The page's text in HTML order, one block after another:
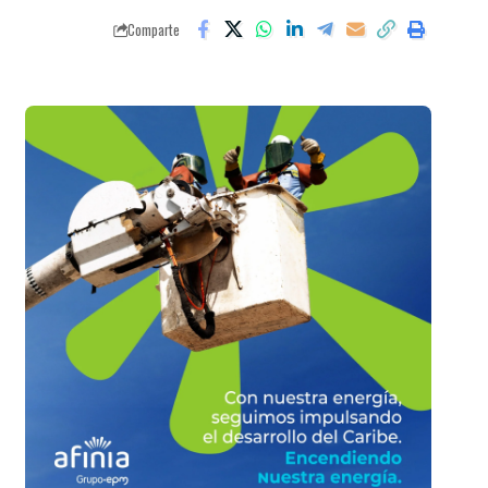
Comparte